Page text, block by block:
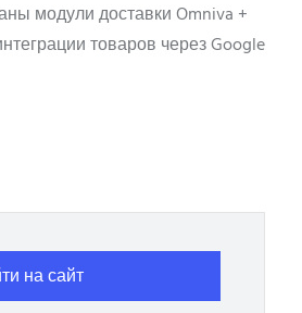
модули доставки Omniva +
товаров через Google
на сайт